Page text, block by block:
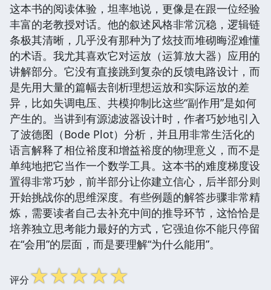
这本书的阅读体验，坦率地说，更像是在跟一位经验
丰富的老教授对话。他的叙述风格非常沉稳，逻辑链
条极其清晰，几乎没有那种为了炫技而堆砌晦涩难懂
的术语。我尤其喜欢它对运放（运算放大器）应用的
讲解部分。它没有直接跳到复杂的反馈电路设计，而
是先用大量的篇幅去剖析理想运放和实际运放的差
异，比如失调电压、共模抑制比这些“副作用”是如何
产生的。当讲到有源滤波器设计时，作者巧妙地引入
了波德图（Bode Plot）分析，并且用非常生活化的
语言解释了相位裕度和增益裕度的物理意义，而不是
单纯地把它当作一个数学工具。这本书的难度梯度设
置得非常巧妙，前半部分让你建立信心，后半部分则
开始挑战你的思维深度。有些例题的解答步骤非常精
炼，需要读者自己去补充中间的推导环节，这恰恰是
培养独立思考能力最好的方式，它强迫你不能只停留
在“会用”的层面，而是要理解“为什么能用”。
评分☆☆☆☆☆